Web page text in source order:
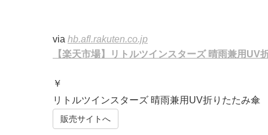
via hb.afl.rakuten.co.jp
【楽天市場】リトルツインスターズ 晴雨兼用
￥
リトルツインスターズ 晴雨兼用UV折りたたみ傘
販売サイトへ